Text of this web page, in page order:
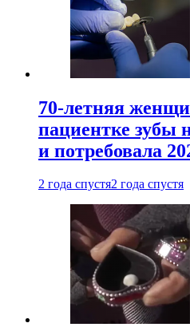
70-летняя
пациентке зубы
и потребовала
2 года спустя2 года спустя